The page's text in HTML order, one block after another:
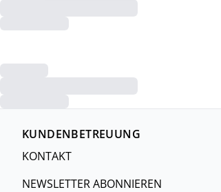
KUNDENBETREUUNG
KONTAKT
NEWSLETTER ABONNIEREN